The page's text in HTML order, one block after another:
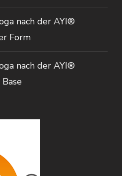
nach der AYI®
Form
nach der AYI®
Base